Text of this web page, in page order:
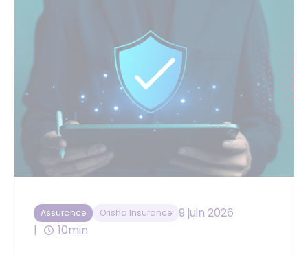
Assurance Orisha Insurance 9 juin 2026
10min